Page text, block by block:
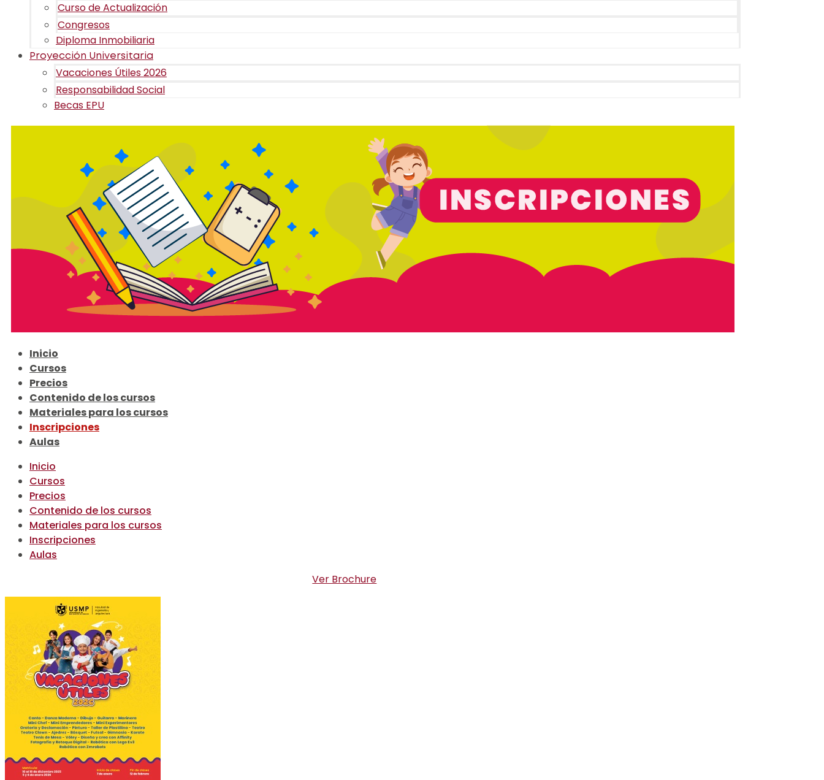
Curso de Actualización
Congresos
Diploma Inmobiliaria
Proyección Universitaria
Vacaciones Útiles 2026
Responsabilidad Social
Becas EPU
Inicio
Cursos
Precios
Contenido de los cursos
Materiales para los cursos
Inscripciones
Aulas
Inicio
Cursos
Precios
Contenido de los cursos
Materiales para los cursos
Inscripciones
Aulas
Ver Brochure